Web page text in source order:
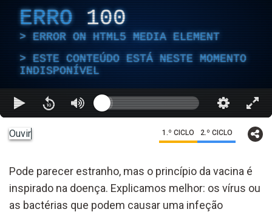
ERRO 100
ERROR ON HTML5 MEDIA ELEMENT
ESTE CONTEÚDO ESTÁ NESTE MOMENTO
INDISPONÍVEL
Ouvir 1.º CICLO 2.º CICLO
Pode parecer estranho, mas o princípio da vacina é
inspirado na doença. Explicamos melhor: os vírus ou
as bactérias que podem causar uma infeção